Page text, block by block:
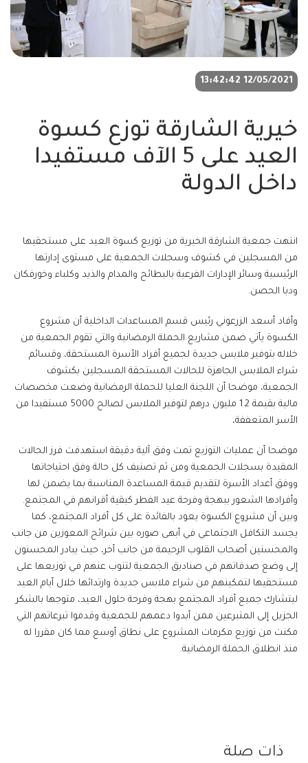
12/05/2021 13:42:42
خيرية الشارقة توزع كسوة
العيد على 5 الآف مستفيدا
داخل الدولة
انتهت جمعية الشارقة الخيرية من توزيع كسوة العيد على مستحقيها
من المسجلين في كشوف وسجلات الجمعية على مستوى إدارتها
الرئيسية وسائر الإدارات الفرعية بالبطائح والمدام والذيد وكلباء وخورفكان
ودبا الحصن.
وأفاد أسعد الزرعوني رئيس قسم المساعدات الداخلية أن مشروع
الكسوة يأتي ضمن مشاريع الحملة الرمضانية والتي تقوم الجمعية من
خلاله بتوفير ملابس جديدة لجميع أفراد الأسرة المستحقة، وقسائم
شراء الملابس الجاهزة للحالات المستحقة المسجلين بكشوف
الجمعية، موضحا أن اللجنة العليا للحملة الرمضانية وضعت مخصصات
مالية بقيمة 1.2 مليون درهم لتوفير الملابس لصالح 5000 مستفيدا من
الأسر المتعففة،
موضحا أن عمليات التوزيع تمت وفق آلية دقيقة استهدفت فرز الحالات
المقيدة بسجلات الجمعية ومن ثم تصنيف كل حالة وفق احتياجاتها
ووفق أعداد الأسرة لتقديم قيمة المساعدة المناسبة بما يضمن لها
وأفرادها الشعور ببهجة وفرحة عيد الفطر كبقية أقرانهم في المجتمع.
وبين أن مشروع الكسوة يعود بالفائدة على كل أفراد المجتمع، كما
يجسد التكافل الاجتماعي في أبهى صوره بين شرائح المعوزين من جانب
والمحسنين أصحاب القلوب الرحيمة من جانب أخر، حيث يبادر المحسنون
إلى وضع صدقاتهم في صناديق الجمعية لتنوب عنهم في توزيعها على
مستحقيها لتمكينهم من شراء ملابس جديدة وارتدائها خلال أيام العيد
ليتشارك جميع أفراد المجتمع بهجة وفرحة حلول العيد، متوجها بالشكر
الجزيل إلى المتبرعين ممن أبدوا دعمهم للجمعية وقدموا تبرعاتهم التي
مكنت من توزيع مكرمات المشروع على نطاق أوسع مما كان مقررا له
منذ انطلاق الحملة الرمضانية.
ذات صلة